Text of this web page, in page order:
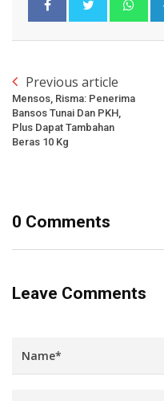
Previous article
Mensos, Risma: Penerima
Bansos Tunai Dan PKH,
Plus Dapat Tambahan
Beras 10 Kg
0 Comments
Leave Comments